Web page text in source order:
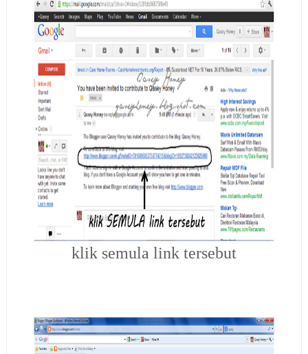
klik semula link tersebut